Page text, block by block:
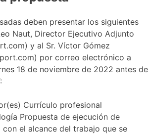
deben presentar los siguientes
Naut, Director Ejecutivo Adjunto
y al Sr. Víctor Gómez
por correo electrónico a
18 de noviembre de 2022 antes de
Currículo profesional
Propuesta de ejecución de
con el alcance del trabajo que se